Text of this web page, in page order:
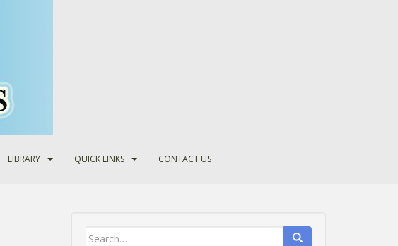
LIBRARY QUICK LINKS CONTACT US
Search